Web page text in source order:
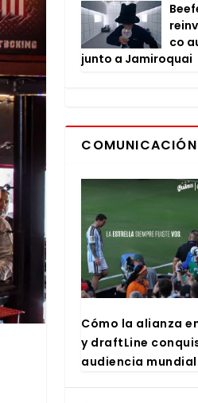
co
jun­to a Jami­ro­quai
COMUNICACIÓN
Cómo la alian­za
y draftLi­ne
audien­cia